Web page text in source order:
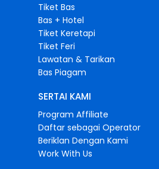
Tiket Bas
Bas + Hotel
Tiket Keretapi
Tiket Feri
Lawatan & Tarikan
Bas Piagam
SERTAI KAMI
Program Affiliate
Daftar sebagai Operator
Beriklan Dengan Kami
Work With Us